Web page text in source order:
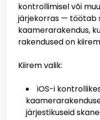
kontrollimisel või
järjekorras — töötab
kaamerarakendus,
rakendused on
Kiirem valik:
iOS-i
järjestikuseid